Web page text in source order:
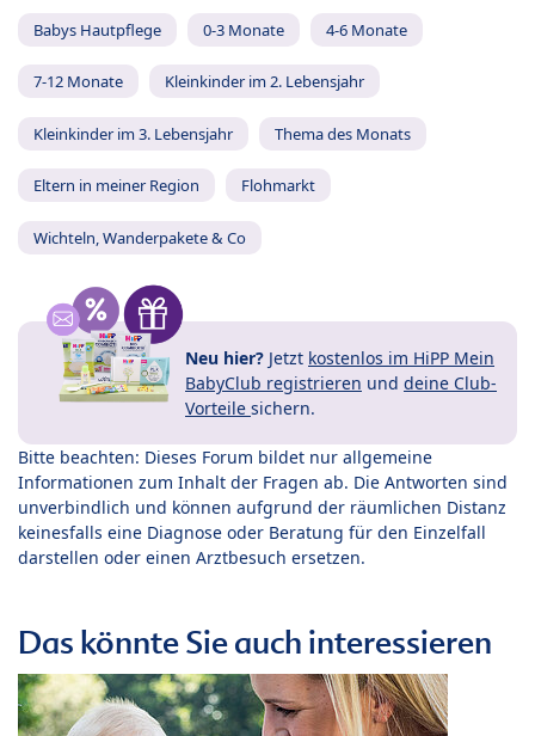
Babys Hautpflege 0-3 Monate 4-6 Monate
7-12 Monate Kleinkinder im 2. Lebensjahr
Kleinkinder im 3. Lebensjahr Thema des Monats
Eltern in meiner Region Flohmarkt
Wichteln, Wanderpakete & Co
Neu hier? Jetzt kostenlos im HiPP Mein
BabyClub registrieren und deine Club-
Vorteile sichern.
Bitte beachten: Dieses Forum bildet nur allgemeine
Informationen zum Inhalt der Fragen ab. Die Antworten sind
unverbindlich und können aufgrund der räumlichen Distanz
keinesfalls eine Diagnose oder Beratung für den Einzelfall
darstellen oder einen Arztbesuch ersetzen.
Das könnte Sie auch interessieren